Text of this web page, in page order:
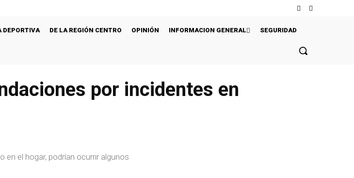
DEPORTIVA DE LA REGIÓN CENTRO OPINIÓN INFORMACION GENERAL SEGURIDAD
por incidentes en
en el hogar, podrían ocurrir algunos